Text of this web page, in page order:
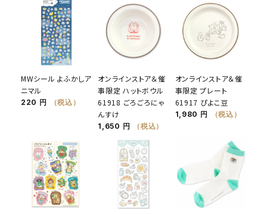
MWシール よふかしア
ニマル
220 円 （税込）
オンラインストア＆催
事限定 ハットボウル
61918 ごろごろにゃ
んすけ
1,650 円 （税込）
オンラインストア＆催
事限定 プレート
61917 ぴよこ豆
1,980 円 （税込）